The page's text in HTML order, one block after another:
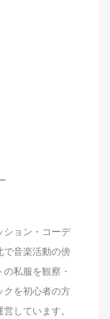
ション・コーデ
で音楽活動の傍
私服を観察・
クを初心者の方
しています。